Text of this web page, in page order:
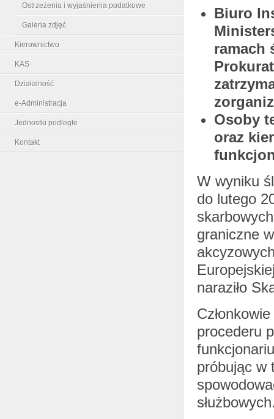
Ostrzeżenia i wyjaśnienia podatkowe
Galeria zdjęć
Kierownictwo
KAS
Działalność
e-Administracja
Jednostki podległe
Kontakt
Biuro
ramach
Osoby
oraz
W wyniku
do lutego
graniczne
naraziło
procederu
próbując w